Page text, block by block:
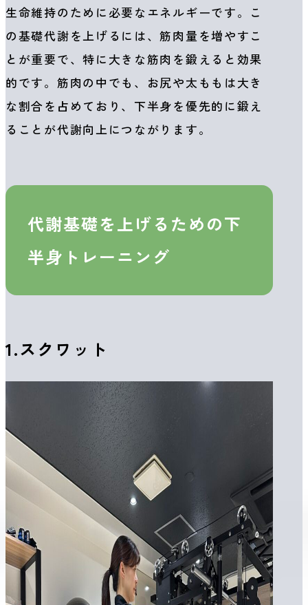
生命維持のために必要なエネルギーです。こ
の基礎代謝を上げるには、筋肉量を増やすこ
とが重要で、特に大きな筋肉を鍛えると効果
的です。筋肉の中でも、お尻や太ももは大き
な割合を占めており、下半身を優先的に鍛え
ることが代謝向上につながります。
代謝基礎を上げるための下
半身トレーニング
1.スクワット